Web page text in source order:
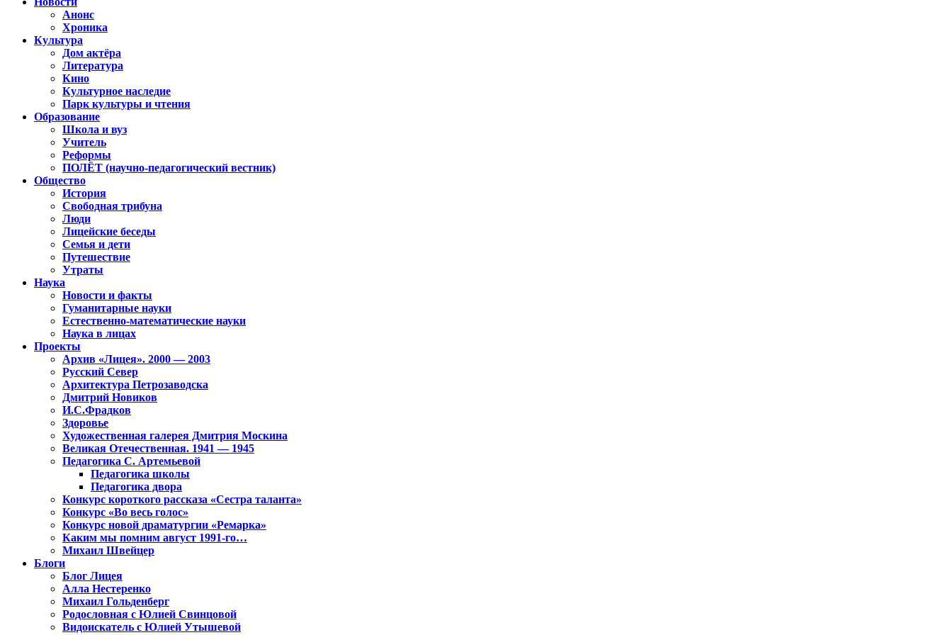
Анонс
Хроника
Культура
Дом актёра
Литература
Кино
Культурное наследие
Парк культуры и чтения
Образование
Школа и вуз
Учитель
Реформы
ПОЛЁТ (научно-педагогический вестник)
Общество
История
Свободная трибуна
Люди
Лицейские беседы
Семья и дети
Путешествие
Утраты
Наука
Новости и факты
Гуманитарные науки
Естественно-математические науки
Наука в лицах
Проекты
Архив «Лицея». 2000 — 2003
Русский Север
Архитектура Петрозаводска
Дмитрий Новиков
И.С.Фрадков
Здоровье
Художественная галерея Дмитрия Москина
Великая Отечественная. 1941 — 1945
Педагогика С. Артемьевой
Педагогика школы
Педагогика двора
Конкурс короткого рассказа «Сестра таланта»
Конкурс «Во весь голос»
Конкурс новой драматургии «Ремарка»
Каким мы помним август 1991-го…
Михаил Швейцер
Блоги
Блог Лицея
Алла Нестеренко
Михаил Гольденберг
Родословная с Юлией Свинцовой
Видоискатель с Юлией Утышевой